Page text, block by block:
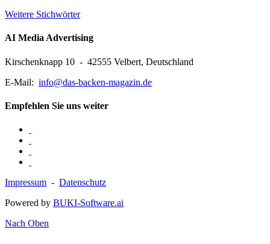
Weitere Stichwörter
AI Media Advertising
Kirschenknapp 10 - 42555 Velbert, Deutschland
E-Mail: info@das-backen-magazin.de
Empfehlen Sie uns weiter
Impressum - Datenschutz
Powered by BUKI-Software.ai
Nach Oben